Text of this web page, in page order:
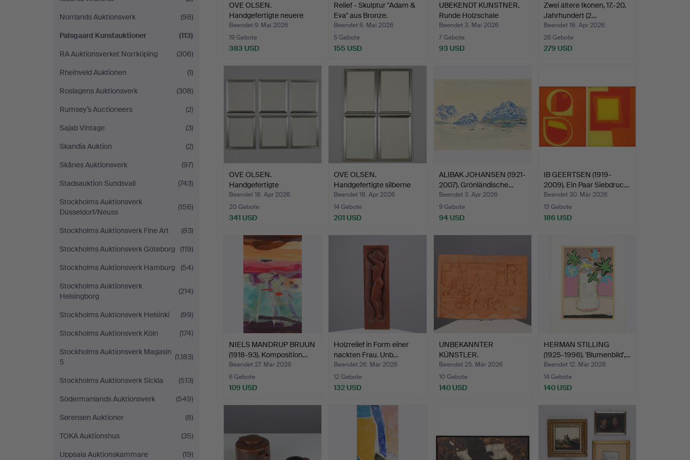
Norrlands Auktionsverk
(98)
Palsgaard Kunstauktioner
(113)
RA Auktionsverket Norrköping
(306)
Rheinveld Auktionen
(1)
Roslagens Auktionsverk
(308)
Rumsey’s Auctioneers
(2)
Sajab Vintage
(3)
Skandia Auktion
(2)
Skånes Auktionsverk
(97)
Stadsauktion Sundsvall
(743)
Stockholms Auktionsverk
Düsseldorf/Neuss
(156)
Stockholms Auktionsverk Fine Art
(83)
Stockholms Auktionsverk Göteborg (119)
Stockholms Auktionsverk Hamburg
(54)
Stockholms Auktionsverk
Helsingborg
(214)
Stockholms Auktionsverk Helsinki
(99)
Stockholms Auktionsverk Köln
(174)
Stockholms Auktionsverk Magasin
5
(1.183)
Stockholms Auktionsverk Sickla
(513)
Södermanlands Auktionsverk
(549)
Sørensen Auktioner
(8)
TOKA Auktionshus
(35)
Uppsala Auktionskammare
(19)
OVE OLSEN.
Handgefertigte neuere
profilier…
Beendet 9. Mai 2026
19 Gebote
383 USD
Relief - Skulptur "Adam &
Eva" aus Bronze.
Beendet 6. Mai 2026
5 Gebote
155 USD
UBEKENDT KUNSTNER.
Runde Holzschale
bemalt…
Beendet 3. Mai 2026
7 Gebote
93 USD
Zwei ältere Ikonen, 17.-20.
Jahrhundert (2…
Beendet 18. Apr 2026
26 Gebote
279 USD
OVE OLSEN.
Handgefertigte
silberfarbene Ho…
Beendet 18. Apr 2026
20 Gebote
341 USD
OVE OLSEN.
Handgefertigte silberne
Holzrah…
Beendet 18. Apr 2026
14 Gebote
201 USD
ALIBAK JOHANSEN (1921-
2007). Grönländische…
Beendet 3. Apr 2026
9 Gebote
94 USD
IB GEERTSEN (1919-
2009). Ein Paar Siebdruc…
Beendet 30. Mär 2026
13 Gebote
186 USD
NIELS MANDRUP BRUUN
(1918-93). Komposition…
Beendet 27. Mär 2026
6 Gebote
109 USD
Holzrelief in Form einer
nackten Frau. Unb…
Beendet 26. Mär 2026
12 Gebote
132 USD
UNBEKANNTER
KÜNSTLER.
Terrakottarelief, Mo…
Beendet 25. Mär 2026
10 Gebote
140 USD
HERMAN STILLING
(1925-1996). 'Blumenbild',…
Beendet 12. Mär 2026
14 Gebote
140 USD